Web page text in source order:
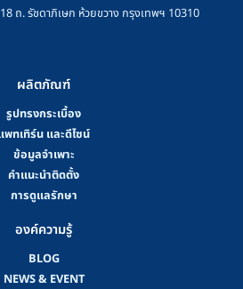
ถ. รัชดาภิเษก ห้วยขวาง กรุงเทพฯ 10310
ผลิตภัณฑ์
รูปทรงกระเบื้อง
พทเทิร์น และดีไซน์
ข้อมูลจำเพาะ
คําแนะนําติดตั้ง
การดูแลรักษา
องค์ความรู้
BLOG
NEWS & EVENT